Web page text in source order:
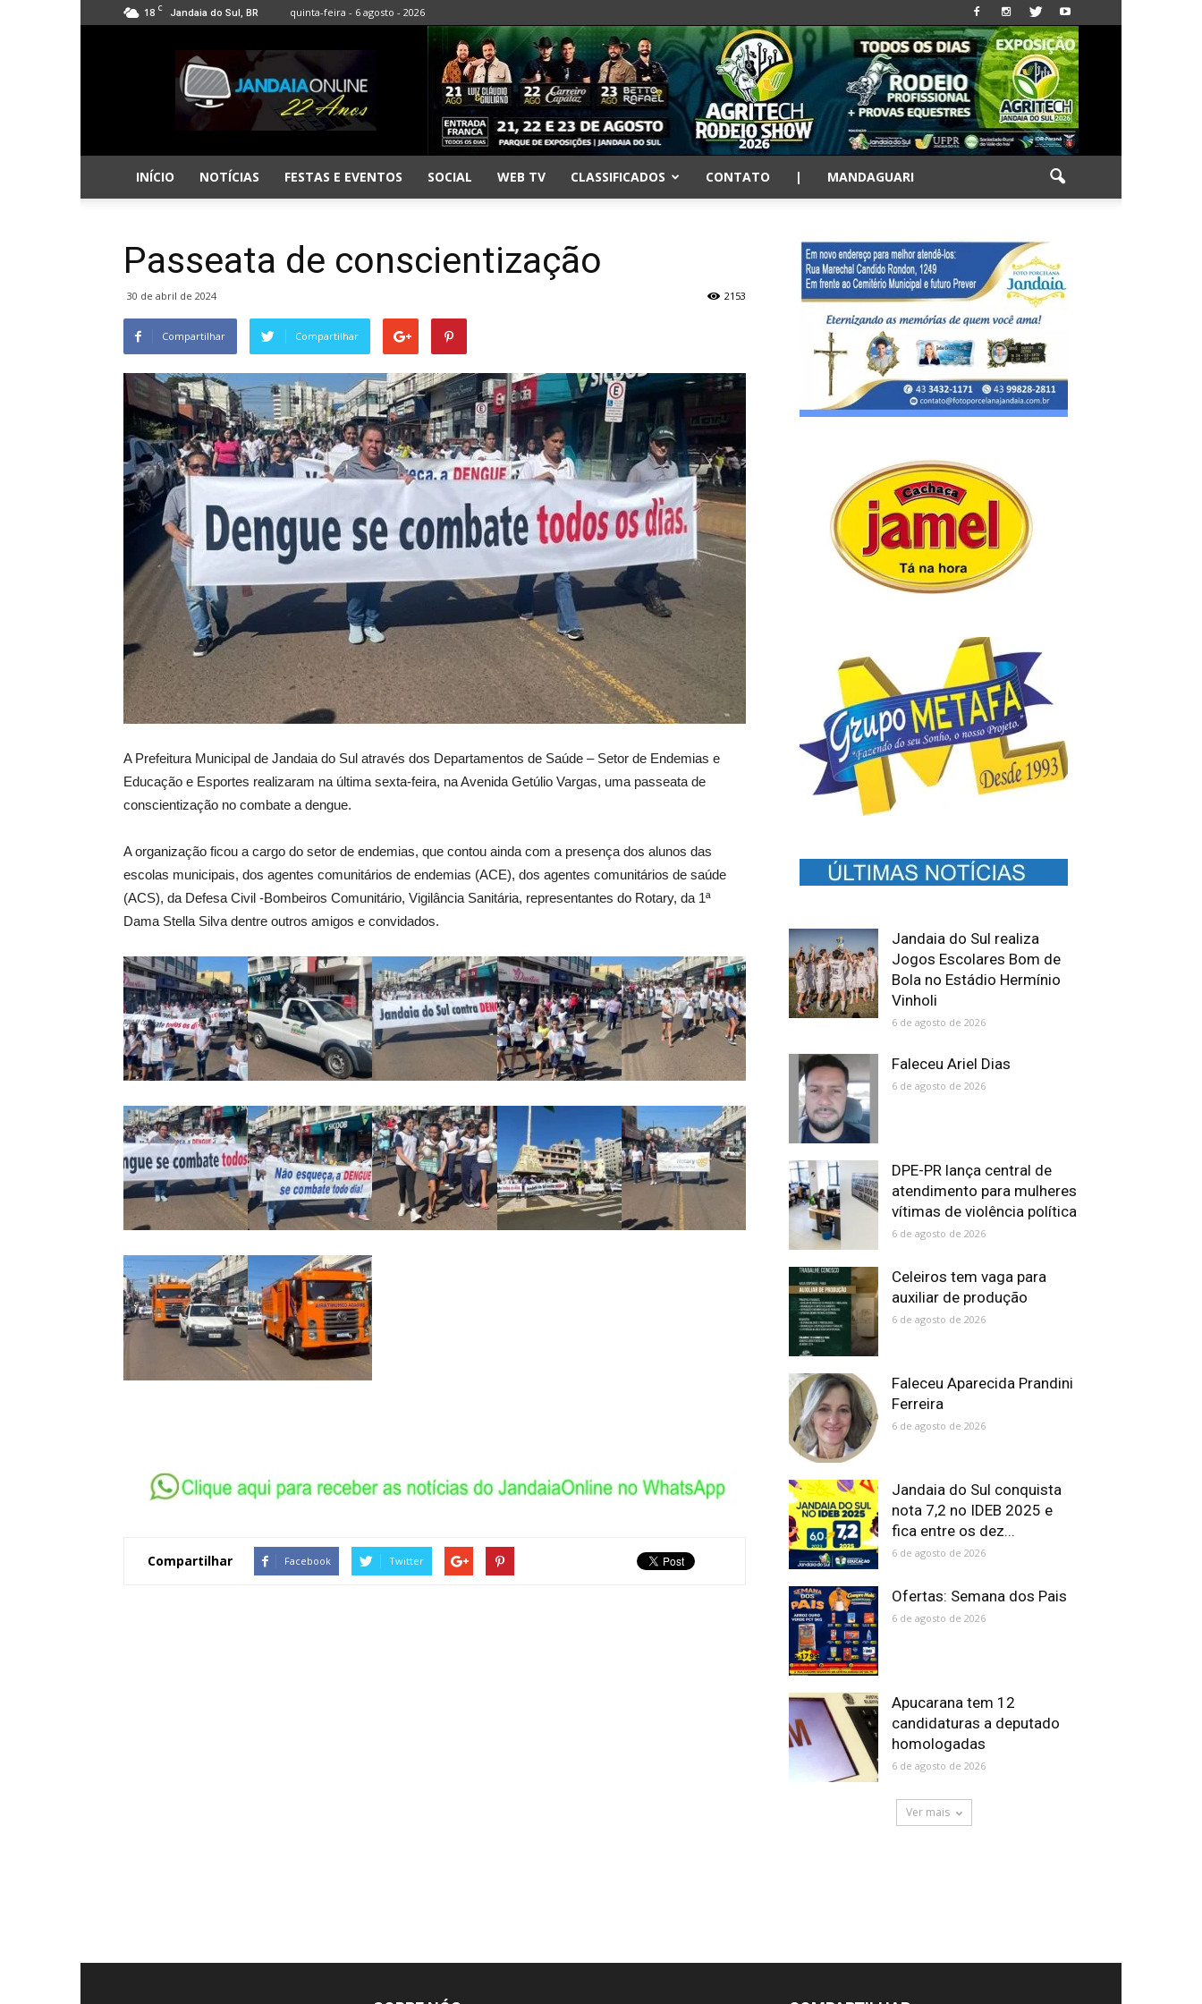
18 C Jandaia do Sul, BR quinta-feira - 6 agosto - 2026
Jandaia
Online
INÍCIO NOTÍCIAS FESTAS E EVENTOS SOCIAL WEB TV CLASSIFICADOS CONTATO | MANDAGUARI
Passeata de conscientização
30 de abril de 2024 2153
Compartilhar Compartilhar
A Prefeitura Municipal de Jandaia do Sul através dos Departamentos de Saúde – Setor de Endemias e
Educação e Esportes realizaram na última sexta-feira, na Avenida Getúlio Vargas, uma passeata de
conscientização no combate a dengue.
A organização ficou a cargo do setor de endemias, que contou ainda com a presença dos alunos das
escolas municipais, dos agentes comunitários de endemias (ACE), dos agentes comunitários de saúde
(ACS), da Defesa Civil -Bombeiros Comunitário, Vigilância Sanitária, representantes do Rotary, da 1ª
Dama Stella Silva dentre outros amigos e convidados.
Compartilhar Facebook Twitter
Jandaia do Sul realiza
Jogos Escolares Bom de
Bola no Estádio Hermínio
Vinholi
6 de agosto de 2026
Faleceu Ariel Dias
6 de agosto de 2026
DPE-PR lança central de
atendimento para mulheres
vítimas de violência política
6 de agosto de 2026
Celeiros tem vaga para
auxiliar de produção
6 de agosto de 2026
Faleceu Aparecida Prandini
Ferreira
6 de agosto de 2026
Jandaia do Sul conquista
nota 7,2 no IDEB 2025 e
fica entre os dez...
6 de agosto de 2026
Ofertas: Semana dos Pais
6 de agosto de 2026
Apucarana tem 12
candidaturas a deputado
homologadas
6 de agosto de 2026
Ver mais